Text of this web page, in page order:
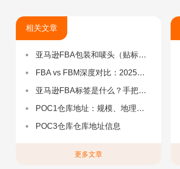
相关文章
亚马逊FBA包装和唛头（贴标签）要求（2025最新详解）
FBA vs FBM深度对比：2025年卖家该如何选择？（附决策流程图）
亚马逊FBA标签是什么？手把手教你设置与避坑（附超全指南）
POC1仓库地址：规模、地理与优势分析
POC3仓库仓库地址信息
更多文章